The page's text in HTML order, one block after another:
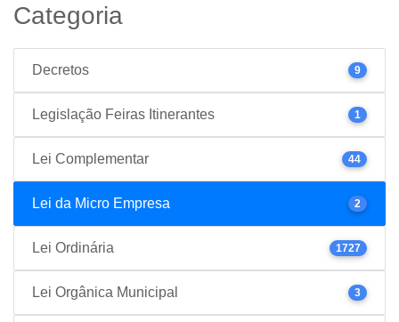
Categoria
Decretos 9
Legislação Feiras Itinerantes 1
Lei Complementar 44
Lei da Micro Empresa 2
Lei Ordinária 1727
Lei Orgânica Municipal 3